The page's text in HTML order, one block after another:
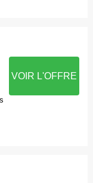
VOIR L'OFFRE